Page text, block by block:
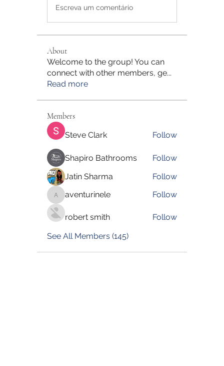
Escreva um comentário
About
Welcome to the group! You can
connect with other members, ge...
Read more
Members
Steve Clark Follow
Shapiro Bathrooms
Follow
Jatin Sharma
Follow
aventurinele
aventurinele Follow
robert smith
Follow
See All Members (145)